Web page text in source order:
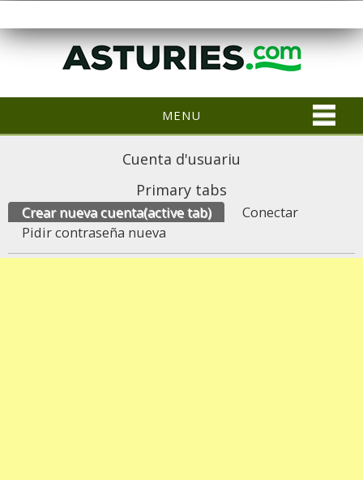
MENU
Cuenta d'usuariu
Primary tabs
Crear nueva cuenta(active tab)
Conectar
Pidir contraseña nueva